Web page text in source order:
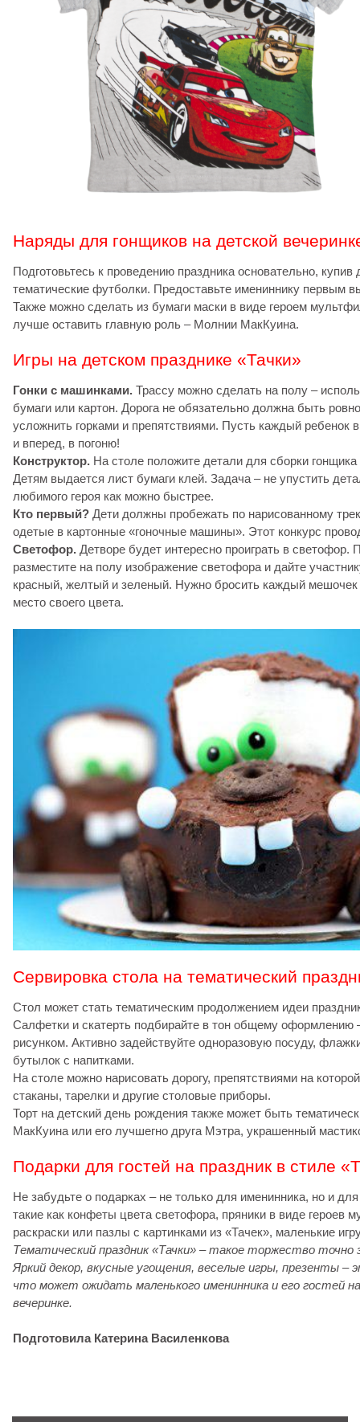
Наряды для гонщиков на детской
Подготовьтесь к проведению праздника основательно,
тематические футболки. Предоставьте имениннику первым
Также можно сделать из бумаги маски в виде героем
лучше оставить главную роль – Молнии МакКуина.
Игры на детском празднике «Тачки»
Гонки с машинками. Трассу можно сделать на полу –
бумаги или картон. Дорога не обязательно должна быть
усложнить горками и препятствиями. Пусть каждый ребенок
и вперед, в погоню!
Конструктор. На столе положите детали для сборки
Детям выдается лист бумаги клей. Задача – не упустить
любимого героя как можно быстрее.
Кто первый? Дети должны пробежать по нарисованному
одетые в картонные «гоночные машины». Этот конкурс
Светофор. Детворе будет интересно проиграть в светофор.
разместите на полу изображение светофора и дайте
красный, желтый и зеленый. Нужно бросить каждый мешочек
место своего цвета.
Сервировка стола на тематический
Стол может стать тематическим продолжением идеи
Салфетки и скатерть подбирайте в тон общему
рисунком. Активно задействуйте одноразовую посуду,
бутылок с напитками.
На столе можно нарисовать дорогу, препятствиями на
стаканы, тарелки и другие столовые приборы.
Торт на детский день рождения также может быть
МакКуина или его лучшегно друга Мэтра, украшенный
Подарки для гостей на праздник в стиле
Не забудьте о подарках – не только для именинника, но и
такие как конфеты цвета светофора, пряники в виде героев
раскраски или пазлы с картинками из «Тачек», маленькие
Тематический праздник «Тачки» – такое торжество точно
Яркий декор, вкусные угощения, веселые игры, презенты –
что может ожидать маленького именинника и его гостей
вечеринке.
Подготовила Катерина Василенкова